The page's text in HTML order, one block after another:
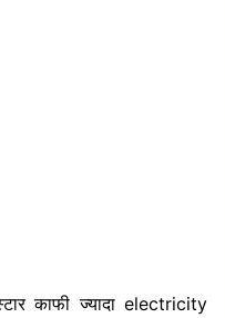
काफी ज्यादा electricity